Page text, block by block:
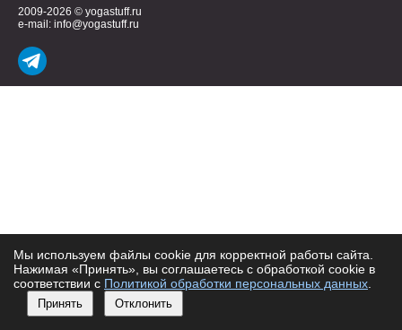
2009-2026 © yogastuff.ru
e-mail: info@yogastuff.ru
Мы используем файлы cookie для корректной работы сайта.
Нажимая «Принять», вы соглашаетесь с обработкой cookie в
соответствии с Политикой обработки персональных данных
Принять Отклонить